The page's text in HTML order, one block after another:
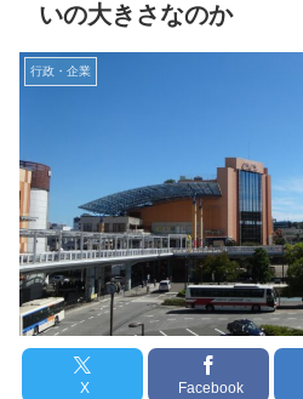
いの大きさなのか
行政・企業
X Facebook